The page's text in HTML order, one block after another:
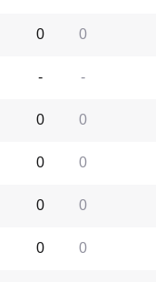
0
0
-
-
0
0
0
0
0
0
0
0